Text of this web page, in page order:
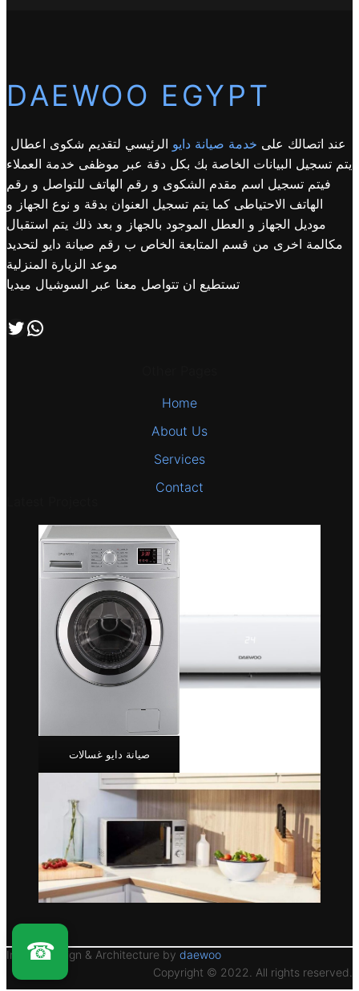
DAEWOO EGYPT
عند اتصالك على خدمة صيانة دايو الرئيسي لتقديم شكوى اعطال
يتم تسجيل البيانات الخاصة بك بكل دقة عبر موظفى خدمة العملاء
فيتم تسجيل اسم مقدم الشكوى و رقم الهاتف للتواصل و رقم
الهاتف الاحتياطى كما يتم تسجيل العنوان بدقة و نوع الجهاز و
موديل الجهاز و العطل الموجود بالجهاز و بعد ذلك يتم استقبال
مكالمة اخرى من قسم المتابعة الخاص ب رقم صيانة دايو لتحديد
موعد الزيارة المنزلية
تستطيع ان تتواصل معنا عبر السوشيال ميديا
تابعنا علي صفحة التويتر اتصل بنا علي طريق الوتساب
Home
About Us
Services
Contact
صيانة دايو غسالات
Interior Design & Architecture by daewoo
Copyright © 2022. All rights reserved.
☎